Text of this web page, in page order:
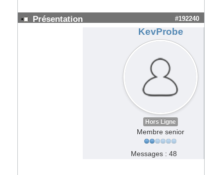
Présentation #192240
KevProbe
Hors Ligne
Membre senior
Messages : 48